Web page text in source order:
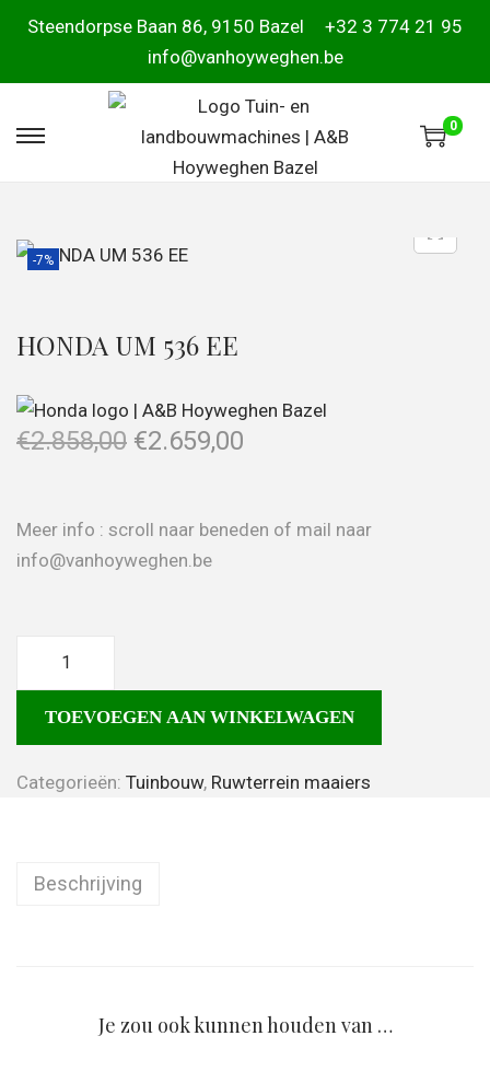
Steendorpse Baan 86, 9150 Bazel
+32 3 774 21 95
info@vanhoyweghen.be
0
-7%
HONDA UM 536 EE
€2.858,00 €2.659,00
Meer info : scroll naar beneden of mail naar
info@vanhoyweghen.be
TOEVOEGEN AAN WINKELWAGEN
Categorieën: Tuinbouw, Ruwterrein maaiers
Beschrijving
Je zou ook kunnen houden van …